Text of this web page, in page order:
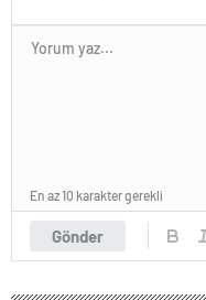
Gönder
En az 10 karakter gerekli